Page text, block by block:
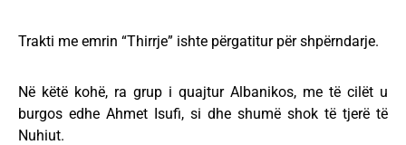
Trakti me emrin “Thirrje” ishte përgatitur për shpërndarje.
Në këtë kohë, ra grup i quajtur Albanikos, me të cilët u
burgos edhe Ahmet Isufi, si dhe shumë shok të tjerë të
Nuhiut.